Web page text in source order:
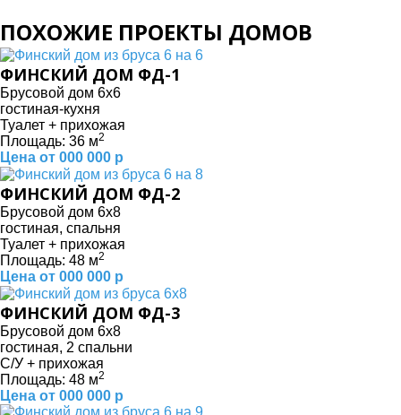
ПОХОЖИЕ ПРОЕКТЫ ДОМОВ
ФИНСКИЙ ДОМ ФД-1
Брусовой дом 6х6
гостиная-кухня
Туалет + прихожая
Площадь: 36 м2
Цена от 000 000 р
ФИНСКИЙ ДОМ ФД-2
Брусовой дом 6х8
гостиная, спальня
Туалет + прихожая
Площадь: 48 м2
Цена от 000 000 р
ФИНСКИЙ ДОМ ФД-3
Брусовой дом 6х8
гостиная, 2 спальни
С/У + прихожая
Площадь: 48 м2
Цена от 000 000 р